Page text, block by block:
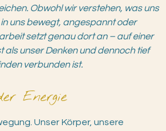
Obwohl wir verstehen, was uns
uns bewegt, angespannt oder
setzt genau dort an – auf einer
als unser Denken und dennoch tief
verbunden ist.
Energie
Unser Körper, unsere